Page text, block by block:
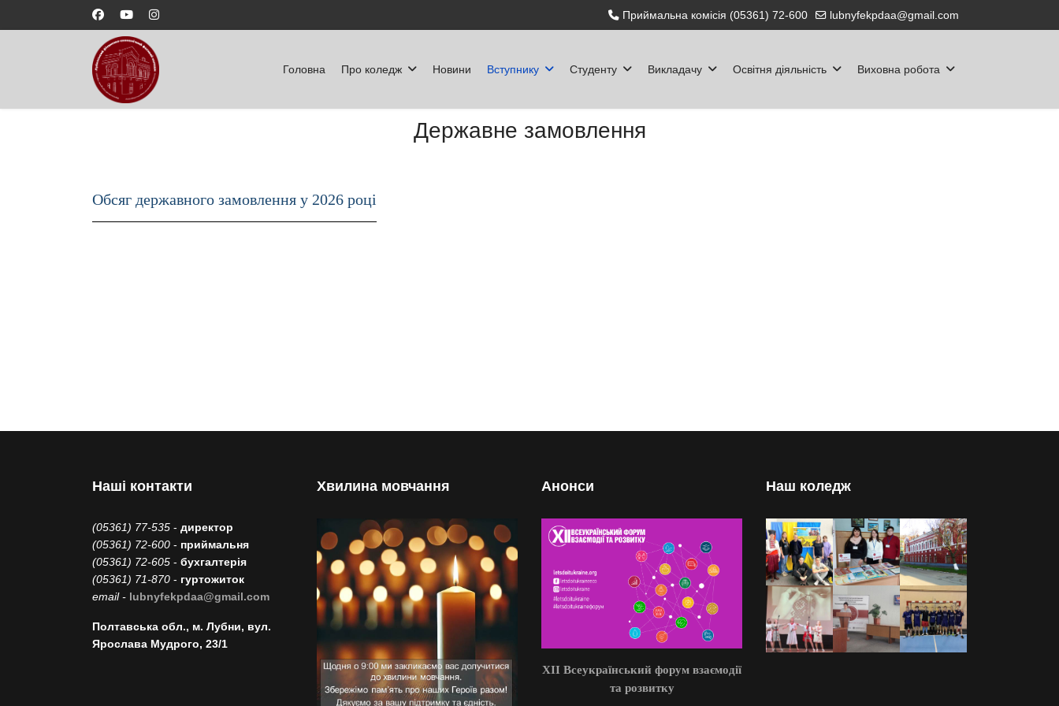
Приймальна комісія (05361) 72-600 lubnyfekpdaa@gmail.com
Головна Про коледж Новини Вступнику Студенту Викладачу Освітня діяльність Виховна робота
Державне замовлення
Обсяг державного замовлення у 2026 році
Наші контакти
(05361) 77-535 - директор
(05361) 72-600 - приймальня
(05361) 72-605 - бухгалтерія
(05361) 71-870 - гуртожиток
email - lubnyfekpdaa@gmail.com
Полтавська обл., м. Лубни, вул.
Ярослава Мудрого, 23/1
Хвилина мовчання Анонси
XII Всеукраїнський форум взаємодії
та розвитку
Наш коледж